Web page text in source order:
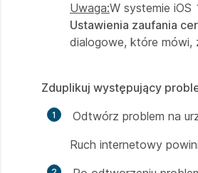
Uwaga:W systemie
Ustawienia zaufania
dialogowe, które mówi,
Zduplikuj występujący
Odtwórz problem na
Ruch internetowy